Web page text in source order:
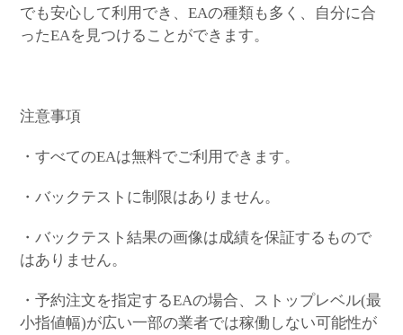
でも安心して利用でき、EAの種類も多く、自分に合
ったEAを見つけることができます。
注意事項
・すべてのEAは無料でご利用できます。
・バックテストに制限はありません。
・バックテスト結果の画像は成績を保証するもので
はありません。
・予約注文を指定するEAの場合、ストップレベル(最
小指値幅)が広い一部の業者では稼働しない可能性が